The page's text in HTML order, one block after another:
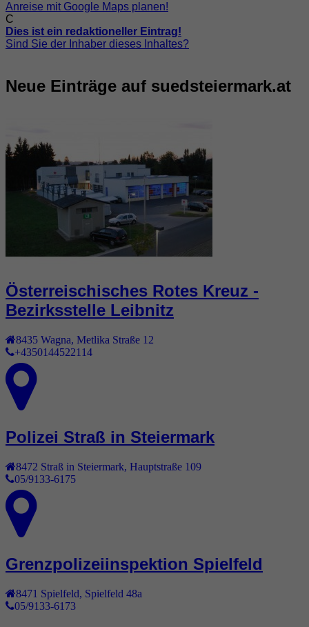
Anreise mit Google Maps planen!
C
Dies ist ein redaktioneller Eintrag!
Sind Sie der Inhaber dieses Inhaltes?
Neue Einträge auf suedsteiermark.at
Österreischisches Rotes Kreuz -
Bezirksstelle Leibnitz
8435 Wagna Metlika Straße 12
+4350144522114
Polizei Straß in Steiermark
8472 Straß in Steiermark Hauptstraße 109
05/9133-6175
Grenzpolizeiinspektion Spielfeld
8471 Spielfeld
Spielfeld 48a
05/9133-6173